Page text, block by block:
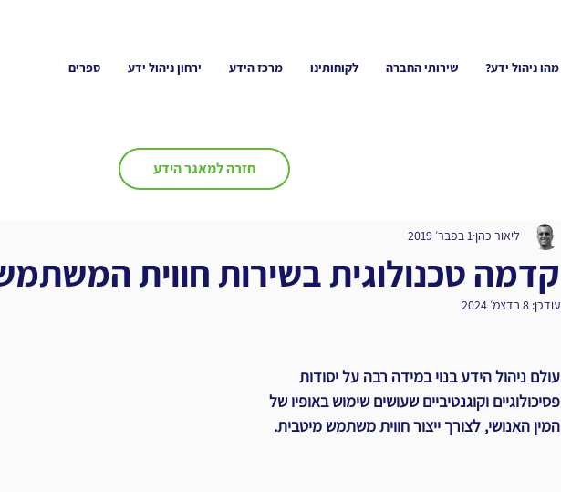
מהו ניהול ידע? שירותי החברה לקוחותינו מרכז הידע ירחון ניהול ידע ספרים
חזרה למאגר הידע
קדמה טכנולוגית בשירות חווית
ליאור כהן 1 בפבר׳ 2019
עודכן: 8 בדצמ׳ 2024
עולם ניהול הידע בנוי במידה רבה על יסודות
פסיכולוגיים וקוגנטיביים שעושים שימוש באופיו של
המין האנושי, לצורך ייצור חווית משתמש מיטבית.